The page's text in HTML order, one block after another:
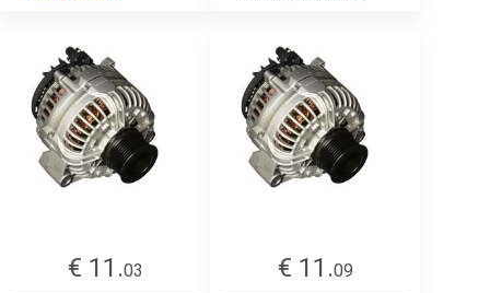
€ 11.03
€ 11.09